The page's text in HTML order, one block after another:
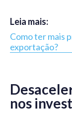
Leia mais:
Como ter mais
exportação?
nos